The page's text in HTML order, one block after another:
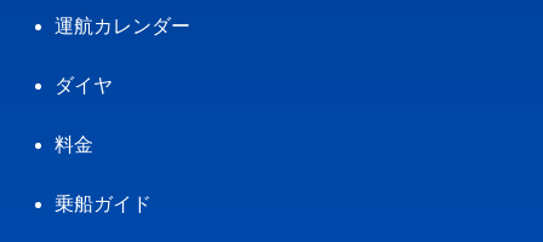
運航カレンダー
ダイヤ
料金
乗船ガイド